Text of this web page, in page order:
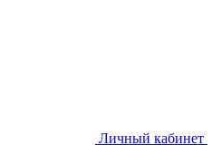
Личный кабинет